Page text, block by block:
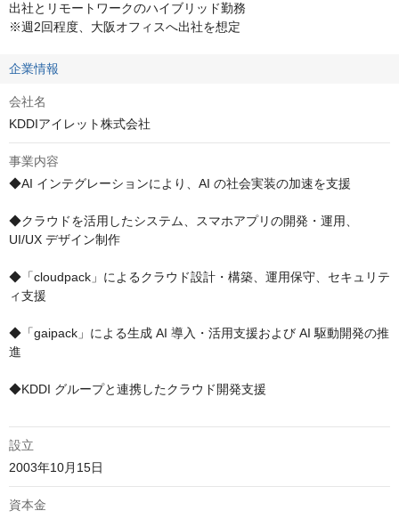
出社とリモートワークのハイブリッド勤務
※週2回程度、大阪オフィスへ出社を想定
企業情報
会社名
KDDIアイレット株式会社
事業内容
◆AI インテグレーションにより、AI の社会実装の加速を支援
◆クラウドを活用したシステム、スマホアプリの開発・運用、
UI/UX デザイン制作
◆「cloudpack」によるクラウド設計・構築、運用保守、セキュリテ
ィ支援
◆「gaipack」による生成 AI 導入・活用支援および AI 駆動開発の推
進
◆KDDI グループと連携したクラウド開発支援
設立
2003年10月15日
資本金